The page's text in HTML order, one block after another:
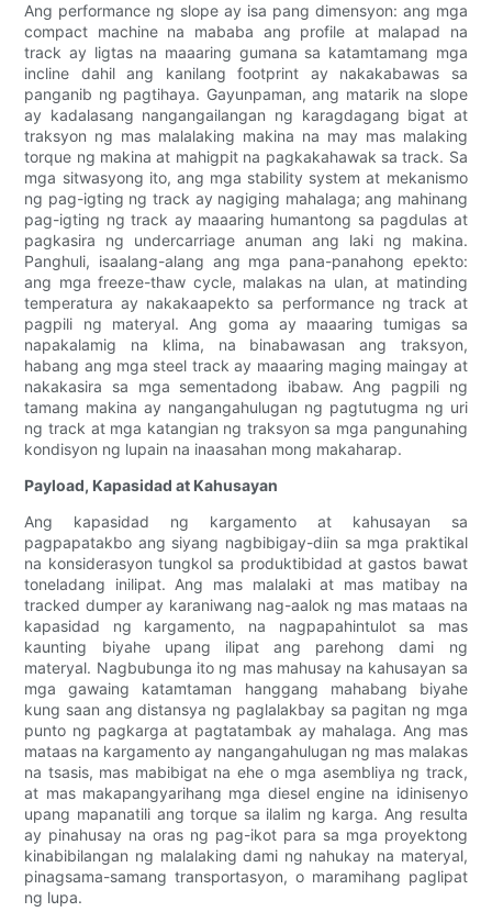
Ang performance ng slope ay isa pang dimensyon: ang mga
compact machine na mababa ang profile at malapad na
track ay ligtas na maaaring gumana sa katamtamang mga
incline dahil ang kanilang footprint ay nakakabawas sa
panganib ng pagtihaya. Gayunpaman, ang matarik na slope
ay kadalasang nangangailangan ng karagdagang bigat at
traksyon ng mas malalaking makina na may mas malaking
torque ng makina at mahigpit na pagkakahawak sa track. Sa
mga sitwasyong ito, ang mga stability system at mekanismo
ng pag-igting ng track ay nagiging mahalaga; ang mahinang
pag-igting ng track ay maaaring humantong sa pagdulas at
pagkasira ng undercarriage anuman ang laki ng makina.
Panghuli, isaalang-alang ang mga pana-panahong epekto:
ang mga freeze-thaw cycle, malakas na ulan, at matinding
temperatura ay nakakaapekto sa performance ng track at
pagpili ng materyal. Ang goma ay maaaring tumigas sa
napakalamig na klima, na binabawasan ang traksyon,
habang ang mga steel track ay maaaring maging maingay at
nakakasira sa mga sementadong ibabaw. Ang pagpili ng
tamang makina ay nangangahulugan ng pagtutugma ng uri
ng track at mga katangian ng traksyon sa mga pangunahing
kondisyon ng lupain na inaasahan mong makaharap.
Payload, Kapasidad at Kahusayan
Ang kapasidad ng kargamento at kahusayan sa
pagpapatakbo ang siyang nagbibigay-diin sa mga praktikal
na konsiderasyon tungkol sa produktibidad at gastos bawat
toneladang inilipat. Ang mas malalaki at mas matibay na
tracked dumper ay karaniwang nag-aalok ng mas mataas na
kapasidad ng kargamento, na nagpapahintulot sa mas
kaunting biyahe upang ilipat ang parehong dami ng
materyal. Nagbubunga ito ng mas mahusay na kahusayan sa
mga gawaing katamtaman hanggang mahabang biyahe
kung saan ang distansya ng paglalakbay sa pagitan ng mga
punto ng pagkarga at pagtatambak ay mahalaga. Ang mas
mataas na kargamento ay nangangahulugan ng mas malakas
na tsasis, mas mabibigat na ehe o mga asembliya ng track,
at mas makapangyarihang mga diesel engine na idinisenyo
upang mapanatili ang torque sa ilalim ng karga. Ang resulta
ay pinahusay na oras ng pag-ikot para sa mga proyektong
kinabibilangan ng malalaking dami ng nahukay na materyal,
pinagsama-samang transportasyon, o maramihang paglipat
ng lupa.